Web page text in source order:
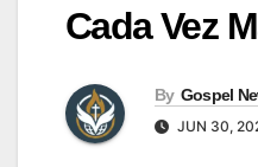
Cada Vez
By Gospel
JUN 30,